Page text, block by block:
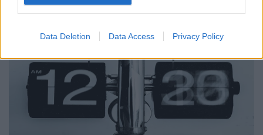
Data Deletion Data Access Privacy Policy